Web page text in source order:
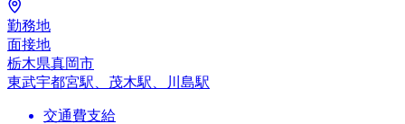
勤務地
面接地
栃木県真岡市
東武宇都宮駅、茂木駅、川島駅
交通費支給